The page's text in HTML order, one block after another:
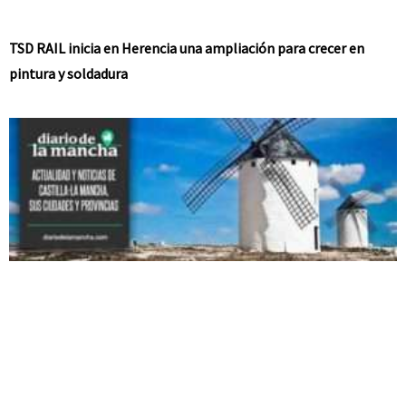
TSD RAIL inicia en Herencia una ampliación para crecer en
pintura y soldadura